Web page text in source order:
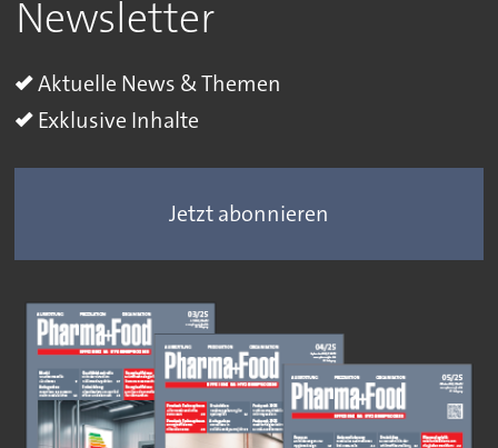
Newsletter
Aktuelle News & Themen
Exklusive Inhalte
Jetzt abonnieren